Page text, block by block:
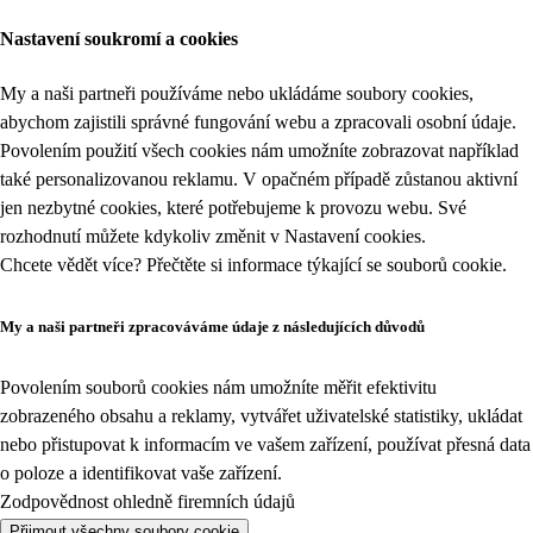
Nastavení soukromí a cookies
My a naši partneři používáme nebo ukládáme soubory cookies,
abychom zajistili správné fungování webu a zpracovali osobní údaje.
Povolením použití všech cookies nám umožníte zobrazovat například
také personalizovanou reklamu. V opačném případě zůstanou aktivní
jen nezbytné cookies, které potřebujeme k provozu webu. Své
rozhodnutí můžete kdykoliv změnit v Nastavení cookies.
Chcete vědět více? Přečtěte si informace týkající se souborů cookie.
My a naši partneři zpracováváme údaje z následujících důvodů
Povolením souborů cookies nám umožníte měřit efektivitu
zobrazeného obsahu a reklamy, vytvářet uživatelské statistiky, ukládat
nebo přistupovat k informacím ve vašem zařízení, používat přesná data
o poloze a identifikovat vaše zařízení.
Zodpovědnost ohledně firemních údajů